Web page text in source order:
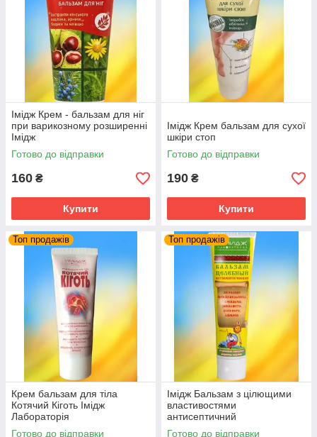
Імідж Крем - бальзам для ніг
при варикозному розширенні
Імідж
Готово до відправки
160 ₴
Купити
Імідж Крем бальзам для сухої
шкіри стоп
Готово до відправки
190 ₴
Купити
Топ продажів
Крем бальзам для тіла
Котячий Кіготь Імідж
Лабораторія
Готово до відправки
Топ продажів
Імідж Бальзам з цілющими
властивостями
антисептичний
Готово до відправки